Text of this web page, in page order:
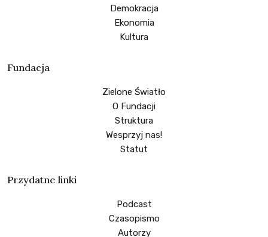
Demokracja
Ekonomia
Kultura
Fundacja
Zielone Światło
O Fundacji
Struktura
Wesprzyj nas!
Statut
Przydatne linki
Podcast
Czasopismo
Autorzy